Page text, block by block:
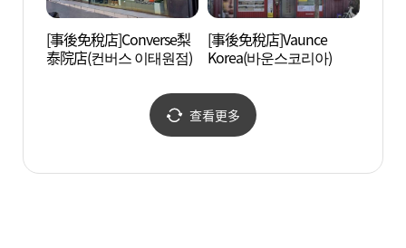
[事後免稅店]Converse梨
泰院店(컨버스 이태원점)
[事後免稅店]Vaunce
Korea(바운스코리아)
查看更多